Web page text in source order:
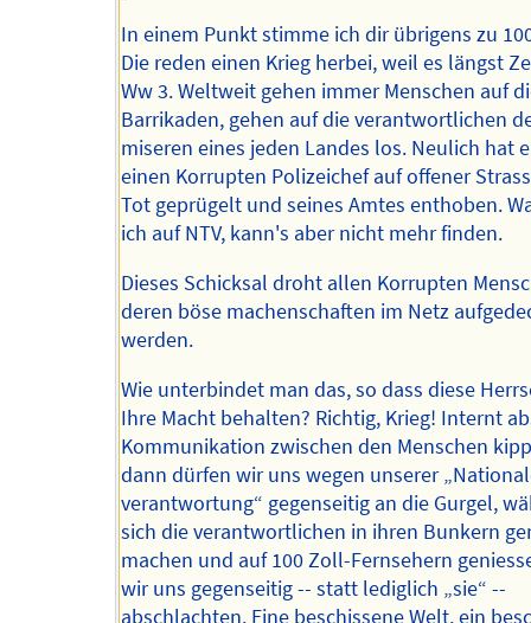
In einem Punkt stimme ich dir übrigens zu
Die reden einen Krieg herbei, weil es längst
Ww 3. Weltweit gehen immer Menschen auf
Barrikaden, gehen auf die verantwortlichen
miseren eines jeden Landes los. Neulich hat
einen Korrupten Polizeichef auf offener
Tot geprügelt und seines Amtes enthoben.
ich auf NTV, kann's aber nicht mehr finden.
Dieses Schicksal droht allen Korrupten
deren böse machenschaften im Netz
werden.
Wie unterbindet man das, so dass diese
Ihre Macht behalten? Richtig, Krieg! Internt
Kommunikation zwischen den Menschen
dann dürfen wir uns wegen unserer
verantwortung“ gegenseitig an die Gurgel,
sich die verantwortlichen in ihren Bunkern
machen und auf 100 Zoll-Fernsehern
wir uns gegenseitig -- statt lediglich „sie“ --
abschlachten. Eine beschissene Welt, ein